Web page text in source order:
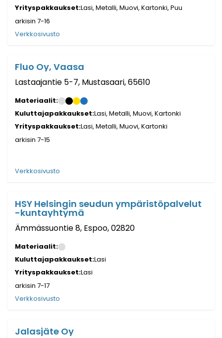
Yrityspakkaukset:Lasi, Metalli, Muovi, Kartonki, Puu
arkisin 7-16
Verkkosivusto
Fluo Oy, Vaasa
Lastaajantie 5-7, Mustasaari, 65610
Materiaalit:
Kuluttajapakkaukset:Lasi, Metalli, Muovi, Kartonki
Yrityspakkaukset:Lasi, Metalli, Muovi, Kartonki
arkisin 7-15
Verkkosivusto
HSY Helsingin seudun ympäristöpalvelut
-kuntayhtymä
Ämmässuontie 8, Espoo, 02820
Materiaalit:
Kuluttajapakkaukset:Lasi
Yrityspakkaukset:Lasi
arkisin 7-17
Verkkosivusto
Jalasjäte Oy